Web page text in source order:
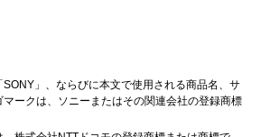
SONY」、ならびに本文で使用される商品名、サ
マークは、ソニーまたはその関連会社の登録商標